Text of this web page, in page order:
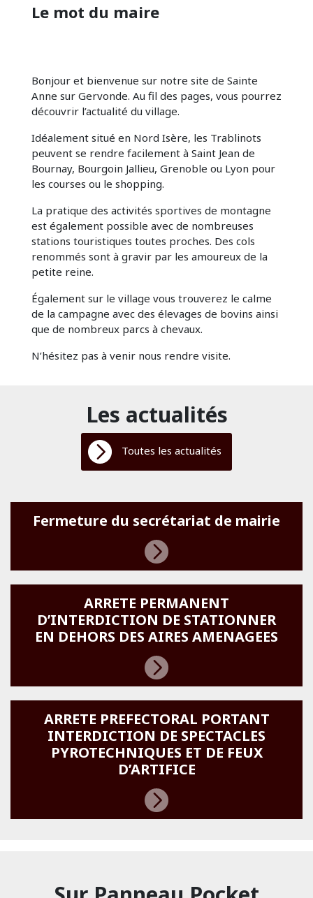
Le mot du maire
Bonjour et bienvenue sur notre site de Sainte
Anne sur Gervonde. Au fil des pages, vous pourrez
découvrir l’actualité du village.
Idéalement situé en Nord Isère, les Trablinots
peuvent se rendre facilement à Saint Jean de
Bournay, Bourgoin Jallieu, Grenoble ou Lyon pour
les courses ou le shopping.
La pratique des activités sportives de montagne
est également possible avec de nombreuses
stations touristiques toutes proches. Des cols
renommés sont à gravir par les amoureux de la
petite reine.
Également sur le village vous trouverez le calme
de la campagne avec des élevages de bovins ainsi
que de nombreux parcs à chevaux.
N’hésitez pas à venir nous rendre visite.
Les actualités
Toutes les actualités
Fermeture du secrétariat de mairie
ARRETE PERMANENT
D’INTERDICTION DE STATIONNER
EN DEHORS DES AIRES AMENAGEES
ARRETE PREFECTORAL PORTANT
INTERDICTION DE SPECTACLES
PYROTECHNIQUES ET DE FEUX
D’ARTIFICE